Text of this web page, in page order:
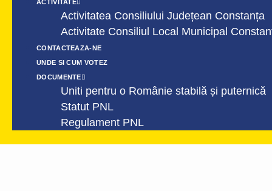
ACTIVITATE
Activitatea Consiliului Județean Constanța
Activitate Consiliul Local Municipal
CONTACTEAZA-NE
UNDE SI CUM VOTEZ
DOCUMENTE
Uniti pentru o Românie stabilă și puternică
Statut PNL
Regulament PNL